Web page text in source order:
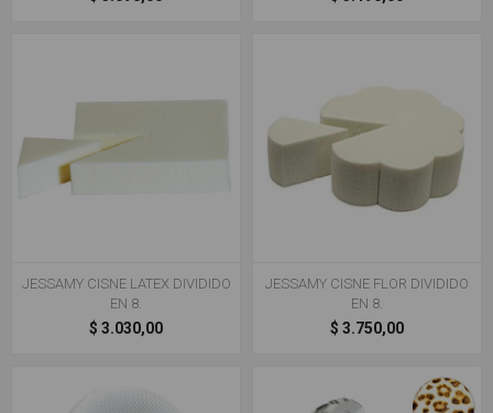
JESSAMY CISNE LATEX DIVIDIDO
EN 8.
$ 3.030,00
JESSAMY CISNE FLOR DIVIDIDO
EN 8.
$ 3.750,00